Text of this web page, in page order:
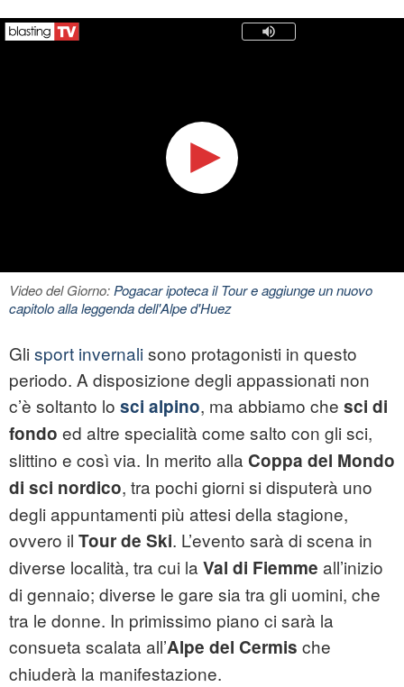
Video del Giorno:Pogacar ipoteca il Tour e aggiunge un nuovo
capitolo alla leggenda dell'Alpe d'Huez
Gli sport invernalisono protagonisti in questo
periodo. A disposizione degli appassionati non
c’è soltanto lo sci alpino, ma abbiamo che sci di
fondo ed altre specialità come salto con gli sci,
slittino e così via. In merito alla Coppa del Mondo
di sci nordico, tra pochi giorni si disputerà uno
degli appuntamenti più attesi della stagione,
ovvero il Tour de Ski. L’evento sarà di scena in
diverse località, tra cui la Val di Fiemme all’inizio
di gennaio; diverse le gare sia tra gli uomini, che
tra le donne. In primissimo piano ci sarà la
consueta scalata all’Alpe del Cermis che
chiuderà la manifestazione.